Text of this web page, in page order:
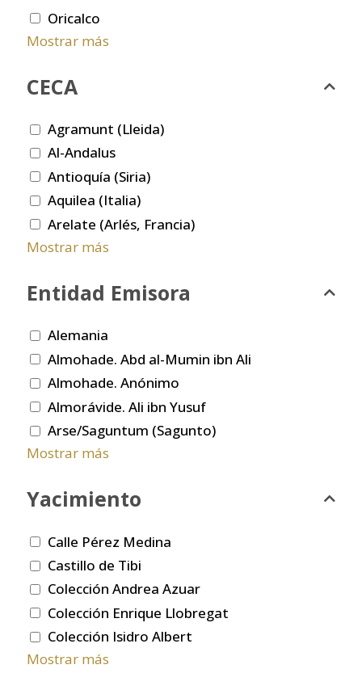
Oricalco
Mostrar más
CECA
Agramunt (Lleida)
Al-Andalus
Antioquía (Siria)
Aquilea (Italia)
Arelate (Arlés, Francia)
Mostrar más
Entidad Emisora
Alemania
Almohade. Abd al-Mumin ibn Ali
Almohade. Anónimo
Almorávide. Ali ibn Yusuf
Arse/Saguntum (Sagunto)
Mostrar más
Yacimiento
Calle Pérez Medina
Castillo de Tibi
Colección Andrea Azuar
Colección Enrique Llobregat
Colección Isidro Albert
Mostrar más